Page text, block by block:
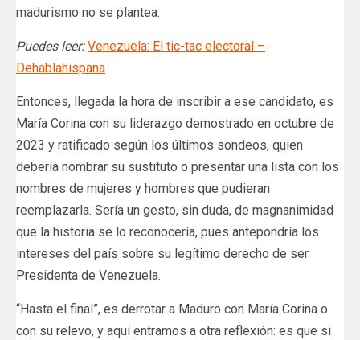
madurismo no se plantea.
Puedes leer:Venezuela: El tic-tac electoral –
Dehablahispana
Entonces, llegada la hora de inscribir a ese candidato, es
María Corina con su liderazgo demostrado en octubre de
2023 y ratificado según los últimos sondeos, quien
debería nombrar su sustituto o presentar una lista con los
nombres de mujeres y hombres que pudieran
reemplazarla. Sería un gesto, sin duda, de magnanimidad
que la historia se lo reconocería, pues antepondría los
intereses del país sobre su legítimo derecho de ser
Presidenta de Venezuela.
“Hasta el final”, es derrotar a Maduro con María Corina o
con su relevo, y aquí entramos a otra reflexión: es que si